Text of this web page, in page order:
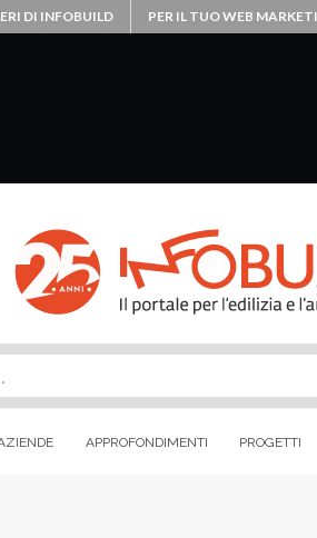
DI INFOBUILD PER IL TUO WEB
APPROFONDIMENTI PROGETTI